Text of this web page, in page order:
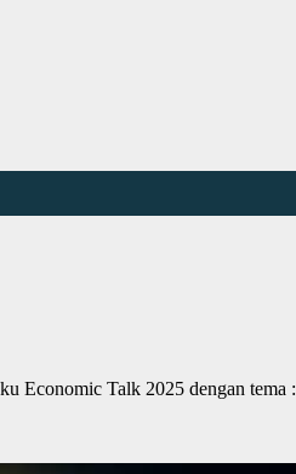
Economic Talk 2025 dengan